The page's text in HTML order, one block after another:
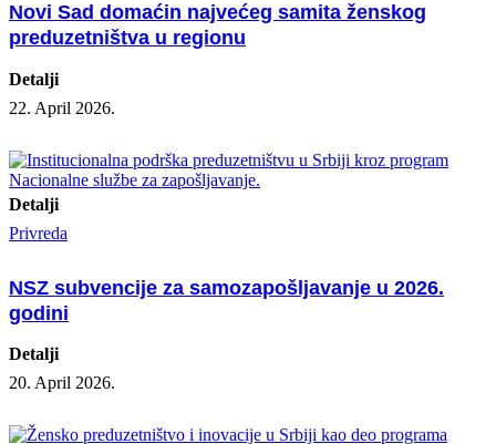
Novi Sad domaćin najvećeg samita ženskog
preduzetništva u regionu
Detalji
22. April 2026.
Detalji
Privreda
NSZ subvencije za samozapošljavanje u 2026.
godini
Detalji
20. April 2026.